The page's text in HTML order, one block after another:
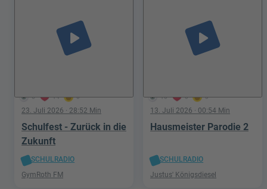
6 14 0
play_arrow
23. Juli 2026 · 28:52 Min
Schulfest - Zurück in die
Zukunft
SCHULRADIO
GymRoth FM
10 0 3
play_arrow
13. Juli 2026 · 00:54 Min
Hausmeister Parodie 2
SCHULRADIO
Justus' Königsdiesel